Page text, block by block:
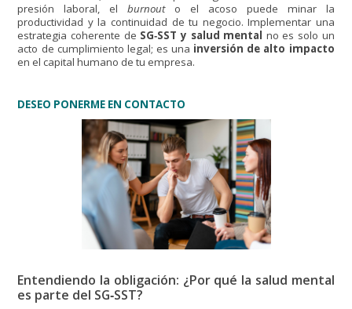
presión laboral, elburnouto el acoso puede minar la
productividad y la continuidad de tu negocio. Implementar una
estrategia coherente de SG‑SST y salud mental no es solo un
acto de cumplimiento legal; es una inversión de alto impacto
en el capital humano de tu empresa.
DESEO PONERME EN CONTACTO
Entendiendo la obligación: ¿Por qué la salud mental
es parte del SG‑SST?